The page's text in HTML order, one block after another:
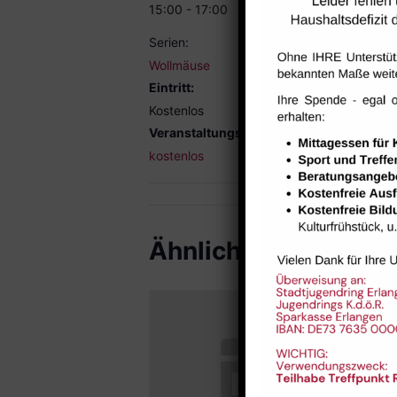
15:00 - 17:00
Serien:
Wollmäuse
Eintritt:
Kostenlos
Veranstaltungskategorie:
kostenlos
Ähnliche